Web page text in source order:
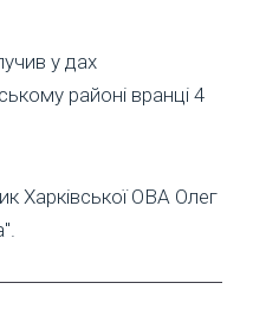
у дах
районі вранці 4
Харківської ОВА Олег